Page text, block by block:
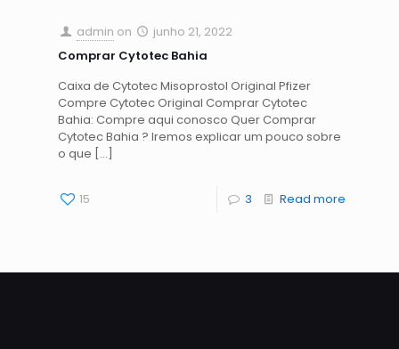
admin on
junho 21, 2022
Comprar Cytotec Bahia
Caixa de Cytotec Misoprostol Original Pfizer
Compre Cytotec Original Comprar Cytotec
Bahia: Compre aqui conosco Quer Comprar
Cytotec Bahia ? Iremos explicar um pouco sobre
o que […]
15 3 Read more